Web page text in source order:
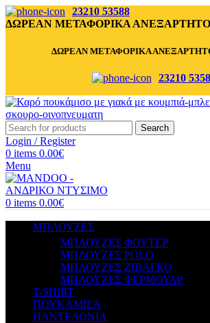
23210 53588
ΔΩΡΕΑΝ ΜΕΤΑΦΟΡΙΚΑ
ΔΩΡΕΑΝ ΜΕΤΑΦΟΡΙΚΑ
23210
Search
Login / Register
0 items 0.00€
Menu
0 items 0.00€
ΜΠΛΟΥΖΕΣ
ΜΠΛΟΥΖΕΣ ΦΟΥΤΕΡ
ΜΠΛΟΥΖΕΣ POLO
ΜΠΛΟΥΖΕΣ ΖΙΒΑΓΚΟ
ΜΠΛΟΥΖΕΣ ΦΕΡΜΟΥΑΡ
T-SHIRT
ΠΟΥΚΑΜΙΣΑ
ΠΑΝΤΕΛΟΝΙΑ